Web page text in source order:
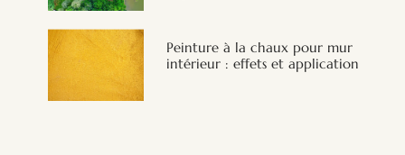
Peinture à la chaux pour mur
intérieur : effets et application